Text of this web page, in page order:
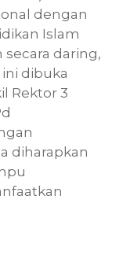
dengan
Islam
secara daring,
ini dibuka
Rektor 3
diharapkan